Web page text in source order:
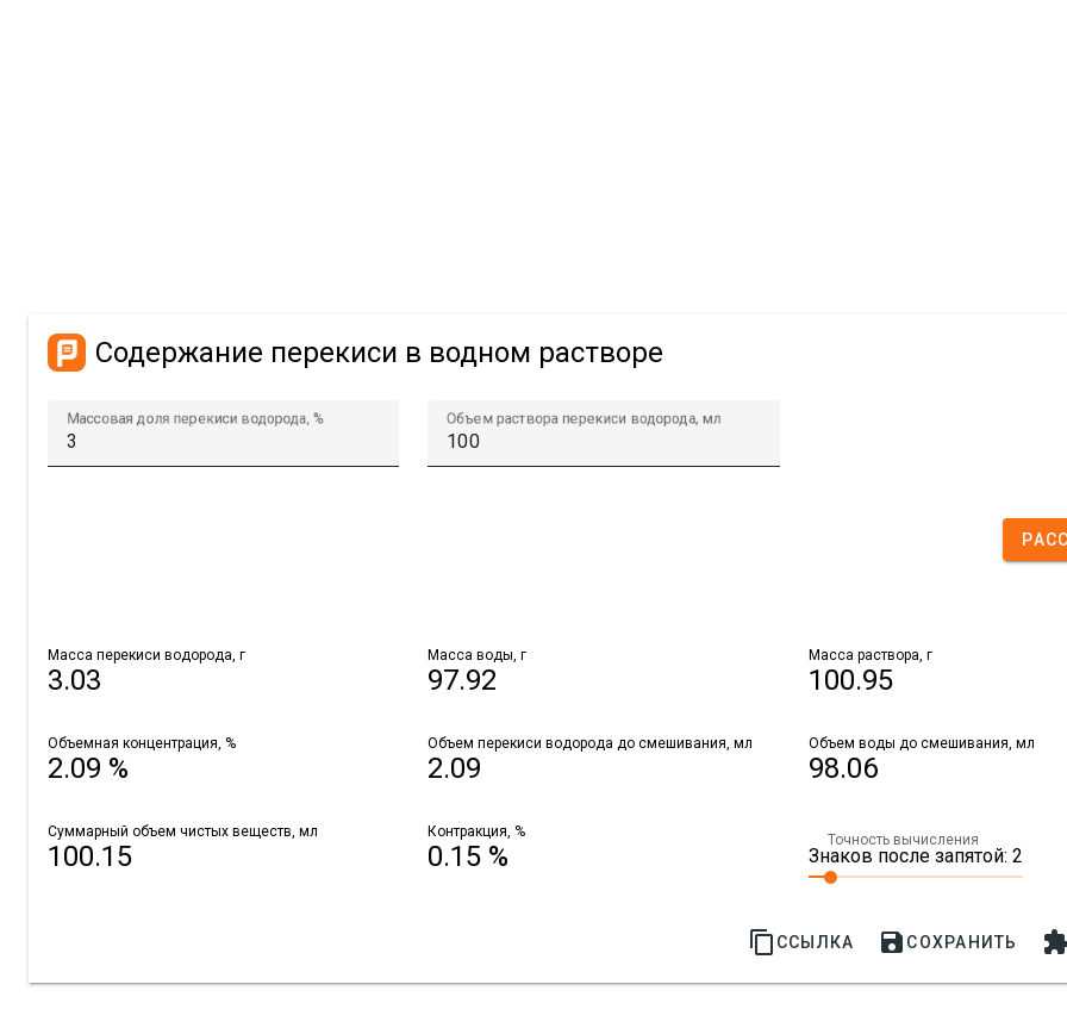
Содержание перекиси в водном растворе
Массовая доля перекиси водорода, % Объем раствора перекиси водорода, мл
Масса перекиси водорода, г
3.03
Масса воды, г
97.92
Масса раствора, г
100.95
Объемная концентрация, %
2.09 %
Объем перекиси водорода до смешивания, мл
2.09
Объем воды до смешивания, мл
98.06
Суммарный объем чистых веществ, мл
100.15
Контракция, %
0.15 % Точность вычисления
Знаков после запятой: 2
 ССЫЛКА  СОХРАНИТЬ